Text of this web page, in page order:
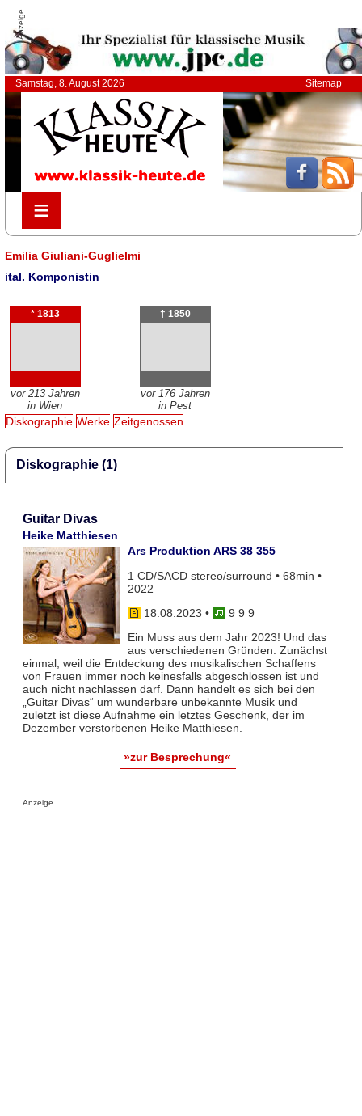
Anzeige
Samstag, 8. August 2026 Sitemap
≡
≡
Emilia Giuliani-Guglielmi
ital. Komponistin
* 1813
vor 213 Jahren
in Wien
† 1850
vor 176 Jahren
in Pest
Diskographie Werke Zeitgenossen
Diskographie (1)
Guitar Divas
Heike Matthiesen
Ars Produktion ARS 38 355
1 CD/SACD stereo/surround • 68min •
2022
18.08.2023 •
9 9 9
Ein Muss aus dem Jahr 2023! Und das
aus verschiedenen Gründen: Zunächst
einmal, weil die Entdeckung des musikalischen Schaffens
von Frauen immer noch keinesfalls abgeschlossen ist und
auch nicht nachlassen darf. Dann handelt es sich bei den
„Guitar Divas“ um wunderbare unbekannte Musik und
zuletzt ist diese Aufnahme ein letztes Geschenk, der im
Dezember verstorbenen Heike Matthiesen.
»zur Besprechung«
Anzeige